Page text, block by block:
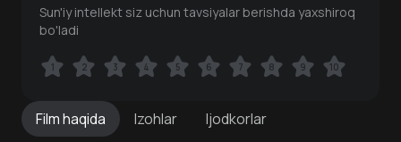
Filmhaqida Izohlar Ijodkorlar
Sun'iy intellekt siz uchun tavsiyalar berishda yaxshiroq
bo'ladi
1 2 3 4 5 6 7 8 9 10
1 2 3 4 5 6 7 8 9 10